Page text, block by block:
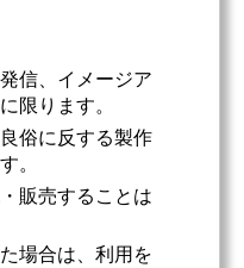
信、イメージア
限ります。
俗に反する製作
。
販売することは
場合は、利用を